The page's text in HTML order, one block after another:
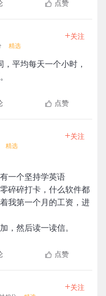
点赞
精选
+关注
平均每天一个小时，
点赞
精选
+关注
一个坚持学英语
碎碎打卡，什么软件都
我第一个月的工资，进
，然后读一读信。
点赞
+关注